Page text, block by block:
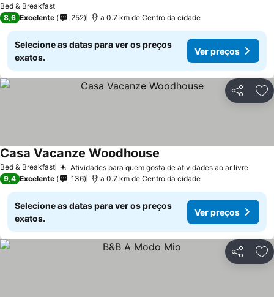
Bed & Breakfast
8,6 Excelente 252 a 0.7 km de Centro da cidade
Selecione as datas para ver os preços
exatos.
Ver preços
Partilhar
Bed & Breakfast Atividades para quem gosta de atividades ao ar livre
Casa Vacanze Woodhouse
9,4 Excelente 136 a 0.7 km de Centro da cidade
Selecione as datas para ver os preços
exatos.
Ver preços
Partilhar